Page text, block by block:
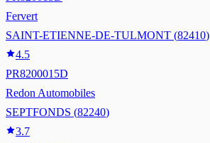
Fervert
SAINT-ETIENNE-DE-TULMONT (82410)
4.5
PR8200015D
Redon Automobiles
SEPTFONDS (82240)
3.7